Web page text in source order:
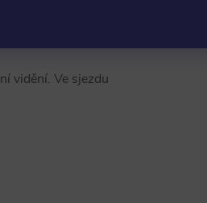
vidění. Ve sjezdu